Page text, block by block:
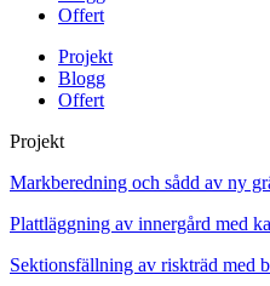
Offert
Projekt
Blogg
Offert
Projekt
Markberedning och sådd av ny
Plattläggning av innergård med
Sektionsfällning av riskträd med